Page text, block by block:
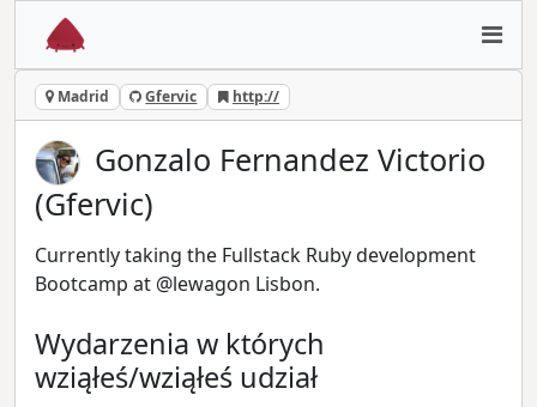
Madrid Gfervic http://
Gonzalo Fernandez Victorio
(Gfervic)
Currently taking the Fullstack Ruby development
Bootcamp at @lewagon Lisbon.
Wydarzenia w których
wziąłeś/wziąłeś udział